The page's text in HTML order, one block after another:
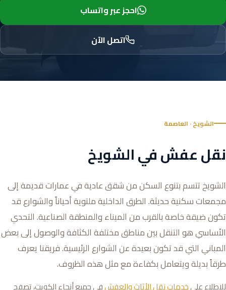
احجز عبر واتساب
اتصل الآن
الشويخ · العاصمة
نقل عفش في الشويخ
الشويخ تتسم بتنوع السكن من شقق عادية في عمارات قديمة إلى
مجمعات سكنية حديثة. الطرق الداخلية ملتوية أحياناً والشوارع قد
تكون ضيقة خاصة بالقرب من الميناء والمنطقة الصناعية. التحدي
الأساسي هو التنقل بين مناطق مختلفة الكثافة والوصول إلى بعض
المباني التي قد تكون بعيدة عن الشوارع الرئيسية. فريقنا يعرف
طرقاً بديلة ويتعامل بكفاءة مع مثل هذه الظروف.
للاطلاع علىخدمات نقل الأثاث والعفشفي جميع أنحاء الكويت، تصفح